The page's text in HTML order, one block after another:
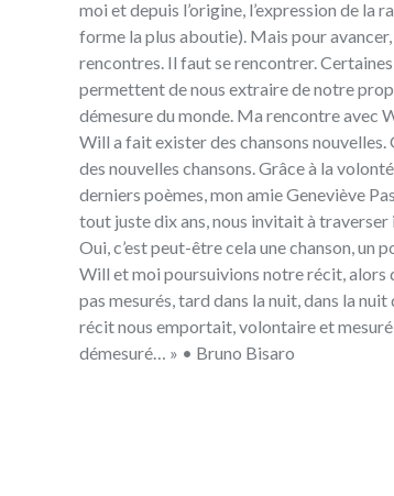
moi et depuis l’origine‭, ‬l’expression de la radicalité dans sa
forme la plus aboutie‭). ‬Mais pour avancer‭, ‬il faut des
rencontres‭. ‬Il faut se rencontrer‭. ‬Certaines rencontres
permettent de nous extraire de notre
démesure du monde‭. ‬Ma rencontre avec Will est de celle-là‭.
‬Will a fait exister des chansons nouvelles‭. ‬Grâce à Will‭, ‬j’ai écrit
des nouvelles chansons‭. ‬Grâce à la volonté‭. ‬Dans l’un de ses
derniers poèmes‭, ‬mon amie Geneviève Pastre‭, ‬disparue il y a
tout juste dix ans‭, ‬nous invitait à traverser intensément‭ ‬le connu‭.
‬Oui‭, ‬c’est peut-être cela une chanson‭, ‬un poème‭. ‬Mais alors que
Will et moi poursuivions notre récit‭, ‬alors que nous avancions‭, ‬à
pas mesurés‭, ‬tard dans la nuit‭, ‬dans la nuit de la traversée‭, ‬notre
récit nous emportait‭, ‬volontaire et mesuré‭, ‬vers le jour
démesuré‮…‬ » • Bruno Bisaro